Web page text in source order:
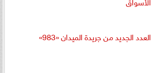
العدد الجديد من جريدة الميدان «983»